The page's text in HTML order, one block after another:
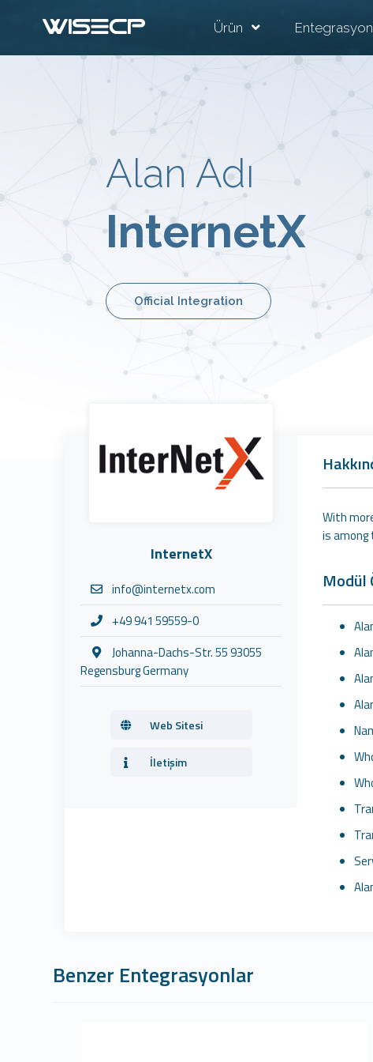
Ürün
Alan Adı
InternetX
Official Integration
InternetX
info@internetx.com
+49 941 59559-0
Johanna-Dachs-Str. 55 93055
Regensburg Germany
Web Sitesi
İletişim
With
is
Modül
Benzer Entegrasyonlar